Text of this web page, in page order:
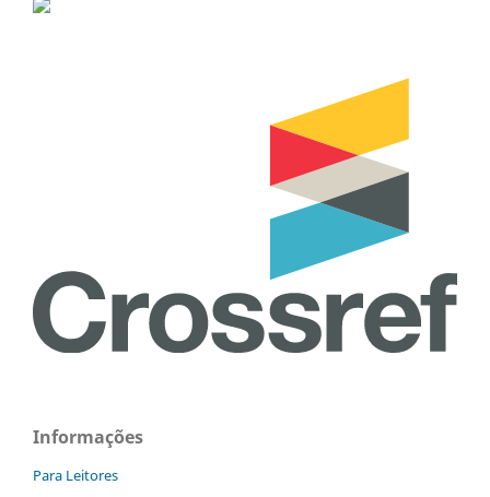
Informações
Para Leitores